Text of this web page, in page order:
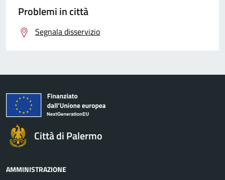
Problemi in città
Segnala disservizio
Città di Palermo
AMMINISTRAZIONE